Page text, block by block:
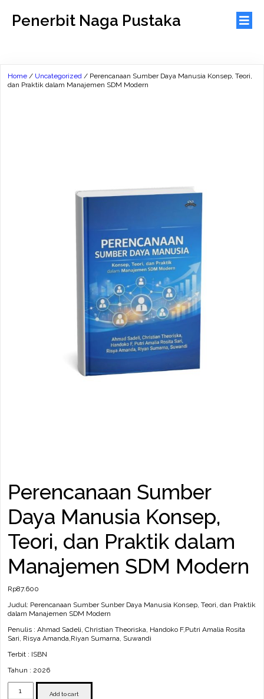
Penerbit Naga Pustaka
Home / Uncategorized / Perencanaan Sumber Daya Manusia Konsep, Teori,
dan Praktik dalam Manajemen SDM Modern
Perencanaan Sumber
Daya Manusia Konsep,
Teori, dan Praktik dalam
Manajemen SDM Modern
Rp87.600
Judul: Perencanaan Sumber Sunber Daya Manusia Konsep, Teori, dan Praktik
dalam Manajemen SDM Modern
Penulis : Ahmad Sadeli, Christian Theoriska, Handoko F,Putri Amalia Rosita
Sari, Risya Amanda,Riyan Sumarna, Suwandi
Terbit : ISBN
Tahun : 2026
Perencanaan
Sumber
Add to cart